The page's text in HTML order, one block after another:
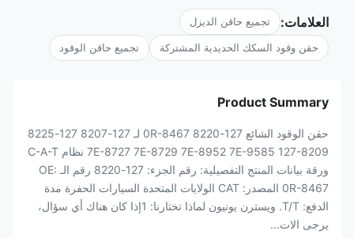
العلامات: تجميع حاقن الديزل
حقن وقود السكك الحديدية المشتركة تجميع حاقن الوقود
Product Summary
حقن الوقود الشائع 127-8220 0R-8467 لـ 127-8207 127-8225
7E-8727 7E-8729 7E-8952 7E-9585 127-8209 نظام C-A-T
ورقة بيانات المنتج التفصيلية: رقم الجزء: 127-8220 رقم الـ OE:
0R-8467 المصدر: CAT الولايات المتحدة السيارات الحفرة مدة
الدفع: T/T. ويسترن يونيون لماذا تختارنا: 1إذا كان هناك أي سؤال،
يرجى الات...